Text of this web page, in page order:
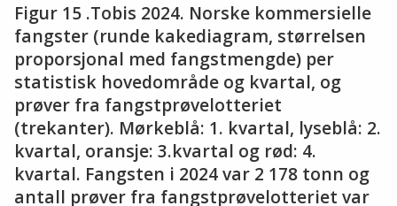
Figur 15 .Tobis 2024. Norske kommersielle
fangster (runde kakediagram, størrelsen
proporsjonal med fangstmengde) per
statistisk hovedområde og kvartal, og
prøver fra fangstprøvelotteriet
(trekanter). Mørkeblå: 1. kvartal, lyseblå: 2.
kvartal, oransje: 3.kvartal og rød: 4.
kvartal. Fangsten i 2024 var 2 178 tonn og
antall prøver fra fangstprøvelotteriet var